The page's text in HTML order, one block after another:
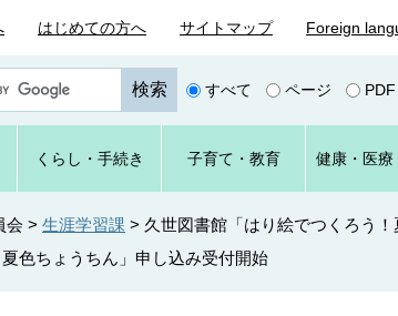
はじめての方へ サイトマップ Foreign
すべて ページ PDF
くらし ・手続き 子育て ・教育 健康・ 医療
会 > 生涯学習課 > 久世図書館「はり絵でつくろう
色ちょうちん」申し込み受付開始